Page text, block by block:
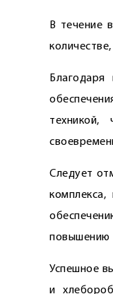
В течение
Следует
повышению
Успешное
и